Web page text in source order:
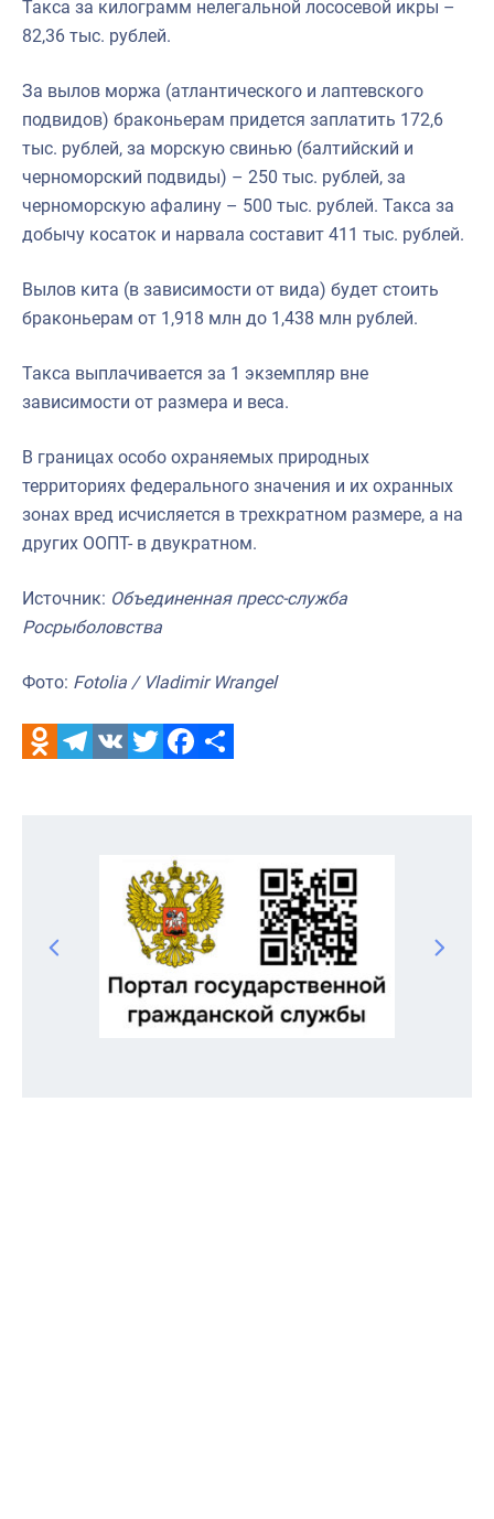
Такса за килограмм нелегальной лососевой икры –
82,36 тыс. рублей.
За вылов моржа (атлантического и лаптевского
подвидов) браконьерам придется заплатить 172,6
тыс. рублей, за морскую свинью (балтийский и
черноморский подвиды) – 250 тыс. рублей, за
черноморскую афалину – 500 тыс. рублей. Такса за
добычу косаток и нарвала составит 411 тыс. рублей.
Вылов кита (в зависимости от вида) будет стоить
браконьерам от 1,918 млн до 1,438 млн рублей.
Такса выплачивается за 1 экземпляр вне
зависимости от размера и веса.
В границах особо охраняемых природных
территориях федерального значения и их охранных
зонах вред исчисляется в трехкратном размере, а на
других ООПТ- в двукратном.
Источник: Объединенная пресс-служба
Росрыболовства
Фото: Fotolia / Vladimir Wrangel